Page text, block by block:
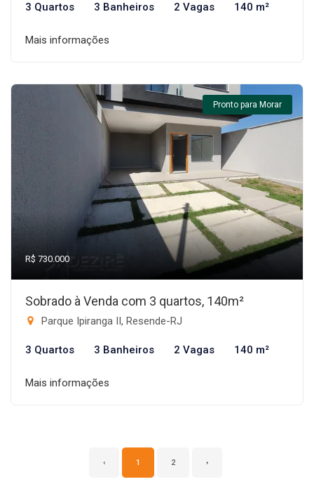
3 Quartos 3 Banheiros 2 Vagas 140 m²
Mais informações
Pronto para Morar
R$ 730.000
Sobrado à Venda com 3 quartos, 140m²
Parque Ipiranga II, Resende-RJ
3 Quartos 3 Banheiros 2 Vagas 140 m²
Mais informações
‹ 1 2 ›